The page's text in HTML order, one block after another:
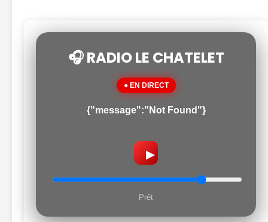
🎧 RADIO LE CHATELET
● EN DIRECT
{"message":"Not Found"}
▶
Prêt